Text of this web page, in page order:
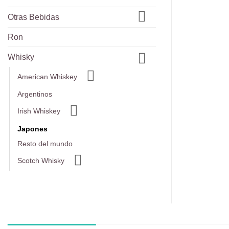
Otras Bebidas
Ron
Whisky
American Whiskey
Argentinos
Irish Whiskey
Japones
Resto del mundo
Scotch Whisky